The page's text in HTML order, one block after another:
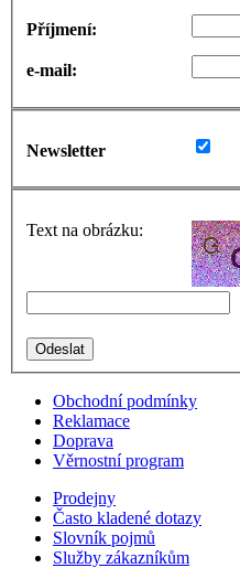
Příjmení:
e-mail:
Newsletter
Text na obrázku:
Obchodní podmínky
Reklamace
Doprava
Věrnostní program
Prodejny
Často kladené dotazy
Slovník pojmů
Služby zákazníkům